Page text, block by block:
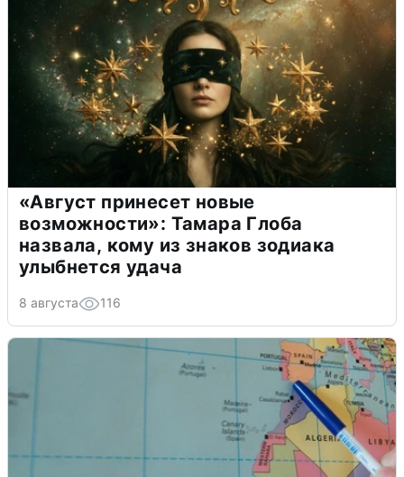
«Август принесет новые
возможности»: Тамара Глоба
назвала, кому из знаков зодиака
улыбнется удача
8 августа 116